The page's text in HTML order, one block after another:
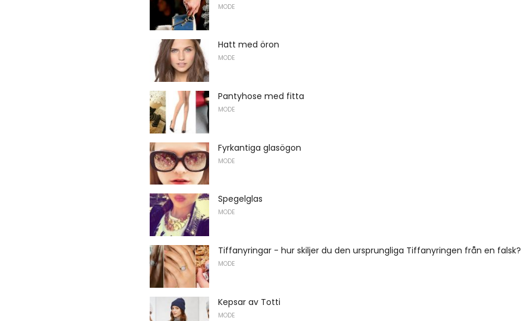
MODE
Hatt med öron
MODE
Pantyhose med fitta
MODE
Fyrkantiga glasögon
MODE
Spegelglas
MODE
Tiffanyringar - hur skiljer du den ursprungliga Tiffanyringen från en falsk?
MODE
Kepsar av Totti
MODE